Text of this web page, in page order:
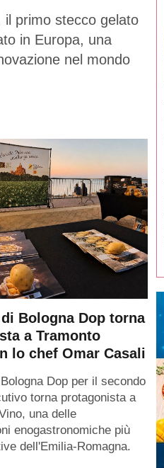
il primo stecco gelato
in Europa, una
nel mondo
Bologna Dop torna
a Tramonto
lo chef Omar Casali
Dop per il secondo
torna protagonista a
una delle
enogastronomiche più
dell'Emilia-Romagna.